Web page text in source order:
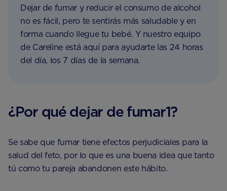
Dejar de fumar y reducir el consumo de alcohol
no es fácil, pero te sentirás más saludable y en
forma cuando llegue tu bebé. Y nuestro equipo
de Careline está aquí para ayudarte las 24 horas
del día, los 7 días de la semana.
¿Por qué dejar de fumar1?
Se sabe que fumar tiene efectos perjudiciales para la
salud del feto, por lo que es una buena idea que tanto
tú como tu pareja abandonen este hábito.